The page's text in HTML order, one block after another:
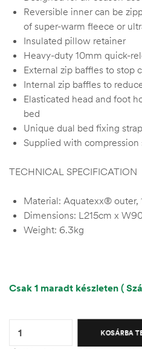
Reversible inner can be
of super-warm fleece or
Insulated pillow retainer
Heavy-duty 10mm quick-
External zip baffles to stop
Internal zip baffles to
Elasticated head and foot
bed
Unique dual bed fixing strap
Supplied with compression
TECHNICAL SPECIFICATION
Material: Aquatexx® outer,
Dimensions: L215cm x
Weight: 6.3kg
Csak 1 maradt készleten (
KOSÁRBA